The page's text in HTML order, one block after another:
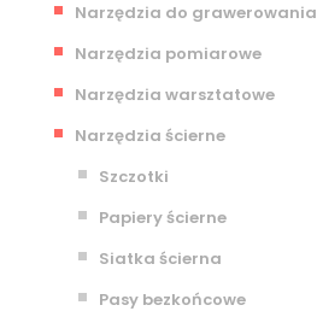
Narzędzia do grawerowania
Narzędzia pomiarowe
Narzędzia warsztatowe
Narzędzia ścierne
Szczotki
Papiery ścierne
Siatka ścierna
Pasy bezkońcowe